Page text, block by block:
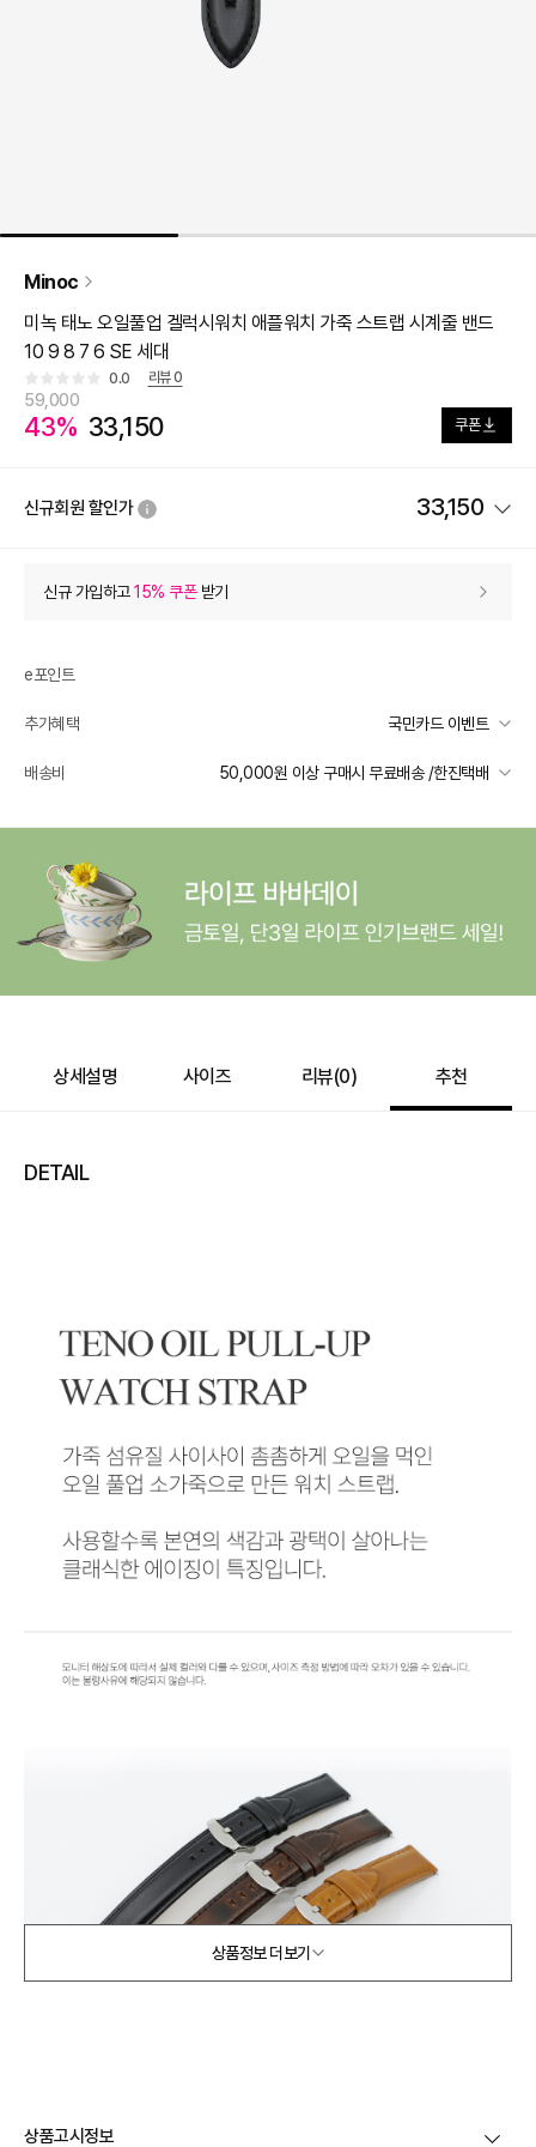
Minoc
미녹 태노 오일풀업 겔럭시워치 애플워치 가죽 스트랩 시계줄 밴드
10 9 8 7 6 SE 세대
0.0 리뷰0
59,000
43% 33,150 쿠폰
신규회원 할인가 33,150
상품 할인 (자동적용)
상품 쿠폰 할인 - 5,850
- 5850
e포인트 (보유 : 0P)
바바캐시 1% 할인
- 0
59,000–0=59,000원
신규 가입하고15% 쿠폰받기
e포인트
추가혜택 국민카드 이벤트
국민카드 이벤트
배송비 50,000원 이상 구매시 무료배송 /한진택배
50000 이상
배송 가능 지역
상세설명 사이즈 리뷰(0) 추천
DETAIL
상품정보 더보기
상품고시정보